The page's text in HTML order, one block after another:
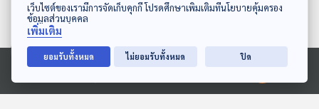
ดาวน์โหลด Thai PBS Podcast Application
Ⓒ 2020 องค์การกระจายเสียงและแพร่ภาพสาธารณะแห่งประเทศไทย
EP. 1164: กระดูกกับการ
ไม่ได้
โรงหมอ
EP. 1201: ความสุขของคน
โรงหมอ
เว็บไซต์ของเรามีการจัดเก็บคุกกี้ โปรดศึกษาเพิ่มเติมที่นโยบายคุ้มครอง
ข้อมูลส่วนบุคคล
เพิ่มเติม
ยอมรับทั้งหมด ไม่ยอมรับทั้งหมด ปิด